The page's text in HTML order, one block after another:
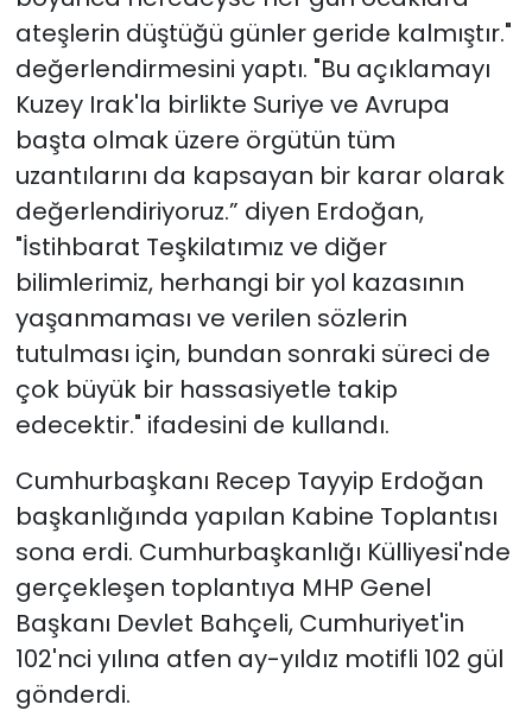
ateşlerin düştüğü günler geride kalmıştır."
değerlendirmesini yaptı. "Bu açıklamayı
Kuzey Irak'la birlikte Suriye ve Avrupa
başta olmak üzere örgütün tüm
uzantılarını da kapsayan bir karar olarak
değerlendiriyoruz.” diyen Erdoğan,
"İstihbarat Teşkilatımız ve diğer
bilimlerimiz, herhangi bir yol kazasının
yaşanmaması ve verilen sözlerin
tutulması için, bundan sonraki süreci de
çok büyük bir hassasiyetle takip
edecektir." ifadesini de kullandı.
Cumhurbaşkanı Recep Tayyip Erdoğan
başkanlığında yapılan Kabine Toplantısı
sona erdi. Cumhurbaşkanlığı Külliyesi'nde
gerçekleşen toplantıya MHP Genel
Başkanı Devlet Bahçeli, Cumhuriyet'in
102'nci yılına atfen ay-yıldız motifli 102 gül
gönderdi.